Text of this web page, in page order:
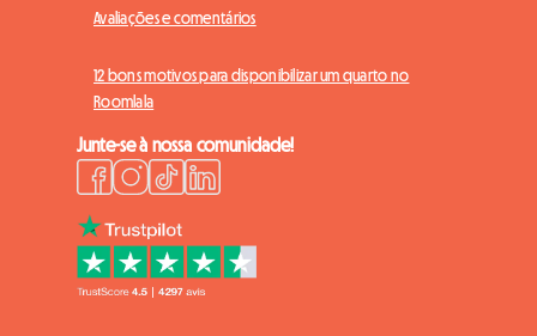
Avaliações e comentários
12 bons motivos para disponibilizar um quarto no
Roomlala
Junte-se à nossa comunidade!